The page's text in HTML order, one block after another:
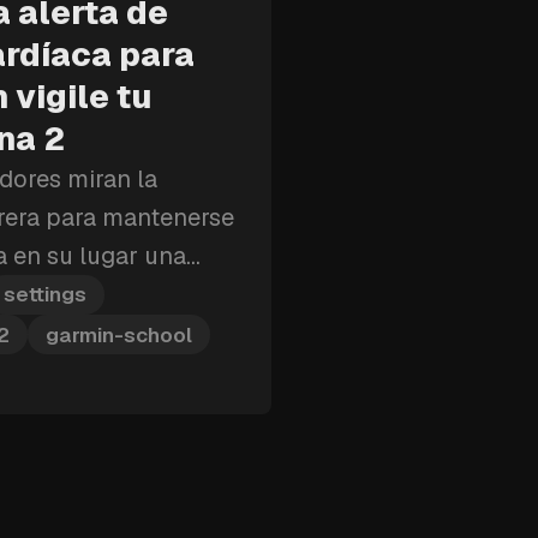
alerta de
para
vigile tu
2
miran la
para mantenerse
en su lugar una
y tu Garmin
de la zona.
settings
garmin-school